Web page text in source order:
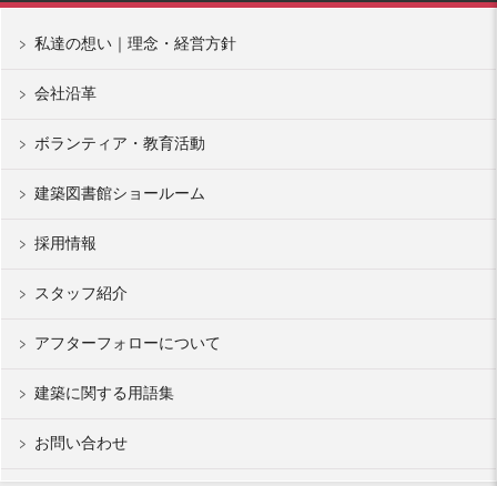
私達の想い｜理念・経営方針
会社沿革
ボランティア・教育活動
建築図書館ショールーム
採用情報
スタッフ紹介
アフターフォローについて
建築に関する用語集
お問い合わせ